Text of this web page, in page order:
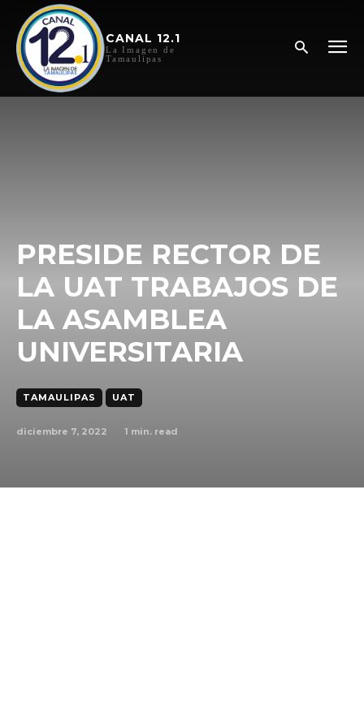
CANAL 12.1
La Imagen de
Tamaulipas
PRESIDE RECTOR DE
LA UAT TRABAJOS DE
LA ASAMBLEA
UNIVERSITARIA
TAMAULIPAS UAT
diciembre 7, 2022 1 min. read